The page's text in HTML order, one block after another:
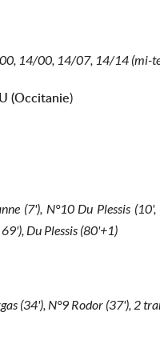
14/00, 14/07, 14/14 (mi-
(Occitanie)
(7'), N°10 Du Plessis
Du Plessis (80'+1)
(34'), N°9 Rodor (37'), 2